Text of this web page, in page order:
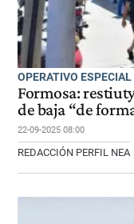
OPERATIVO ESPECIAL
Formosa:
de baja “de
22-09-2025 08:00
REDACCIÓN PERFIL NEA